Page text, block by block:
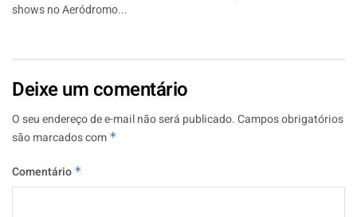
shows no Aeródromo...
Deixe um comentário
O seu endereço de e-mail não será publicado.Campos obrigatórios
são marcados com *
Comentário *